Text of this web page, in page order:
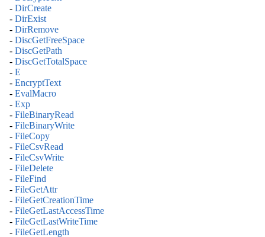
- DirCreate
- DirExist
- DirRemove
- DiscGetFreeSpace
- DiscGetPath
- DiscGetTotalSpace
- E
- EncryptText
- EvalMacro
- Exp
- FileBinaryRead
- FileBinaryWrite
- FileCopy
- FileCsvRead
- FileCsvWrite
- FileDelete
- FileFind
- FileGetAttr
- FileGetCreationTime
- FileGetLastAccessTime
- FileGetLastWriteTime
- FileGetLength